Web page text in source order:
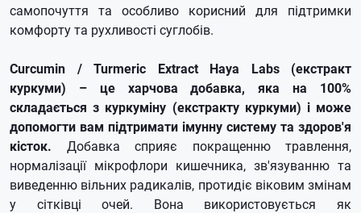
самопочуття та особливо корисний для підтримки
комфорту та рухливості суглобів.
Curcumin / Turmeric Extract Haya Labs (екстракт
куркуми) – це харчова добавка, яка на 100%
складається з куркуміну (екстракту куркуми) і може
допомогти вам підтримати імунну систему та здоров'я
кісток. Добавка сприяє покращенню травлення,
нормалізації мікрофлори кишечника, зв'язуванню та
виведенню вільних радикалів, протидіє віковим змінам
у сітківці очей. Вона використовується як